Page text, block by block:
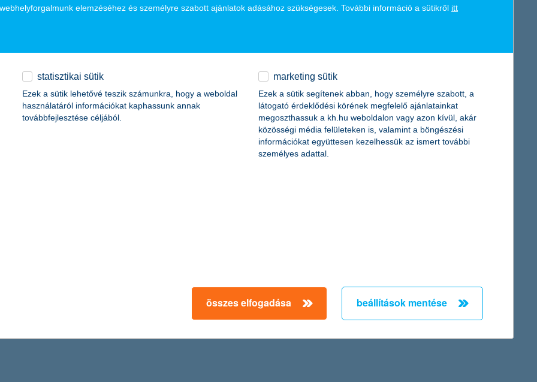
is kipróbálhatunk, amit eddig még nem tettünk meg. Azok számára, akik újévi fogadalma között szerepel az önkénteskedés, a
elemzéséhez és személyre szabott ajánlatok adásához szükségesek. További információ a sütikről itt
statisztikai sütik
Ezek a sütik lehetővé teszik számunkra, hogy a weboldal
használatáról információkat kaphassunk annak
továbbfejlesztése céljából.
marketing sütik
Ezek a sütik segítenek abban, hogy személyre szabott, a
látogató érdeklődési körének megfelelő ajánlatainkat
megoszthassuk a kh.hu weboldalon vagy azon kívül, akár
közösségi média felületeken is, valamint a böngészési
információkat együttesen kezelhessük az ismert további
személyes adattal.
összes elfogadása beállítások mentése